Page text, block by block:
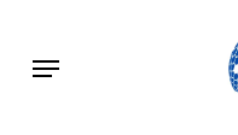
main
Menu